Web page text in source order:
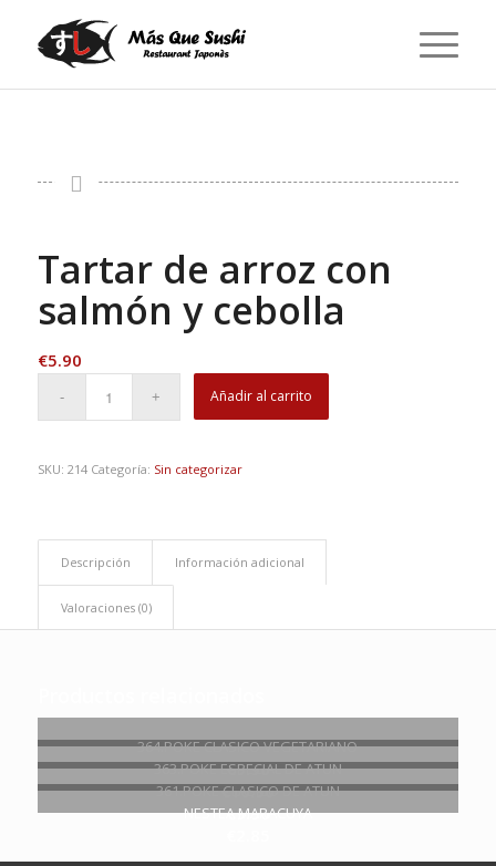
Tartar de arroz con
salmón y cebolla
€5.90
Añadir al carrito
SKU: 214 Categoría: Sin categorizar
Descripción Información adicional
Valoraciones (0)
364.POKE CLASICO VEGETARIANO
€9.90
363.POKE ESPECIAL DE ATUN
€10.90
361.POKE CLASICO DE ATUN
€9.90
NESTEA MARACUYA